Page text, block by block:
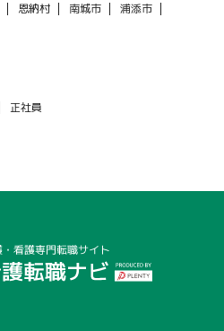
恩納村 南城市
浦添市
正社員